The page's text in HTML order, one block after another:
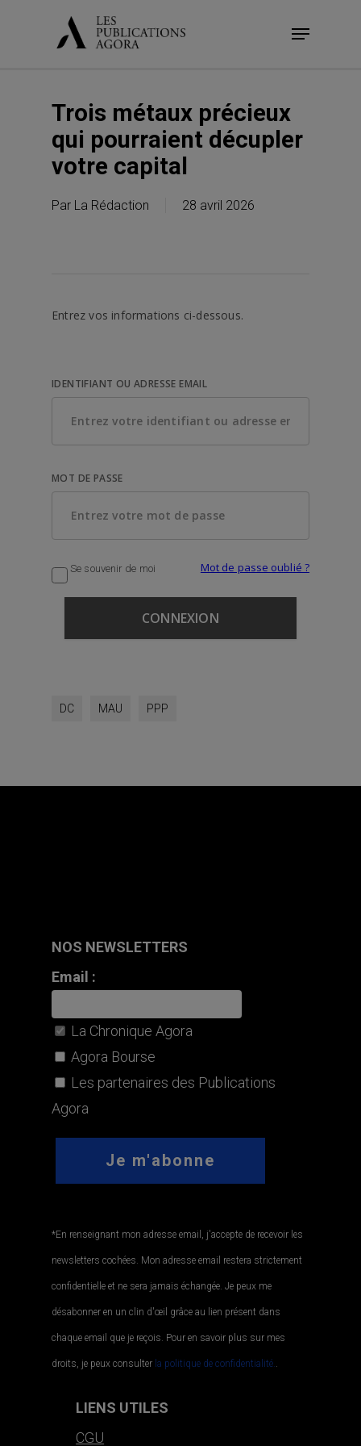
Menu
Trois métaux précieux
qui pourraient décupler
votre capital
Par La Rédaction 28 avril 2026
Entrez vos informations ci-dessous.
IDENTIFIANT OU ADRESSE EMAIL
MOT DE PASSE
Se souvenir de moi Mot de passe oublié ?
DC MAU PPP
NOS NEWSLETTERS
Email :
La Chronique Agora
Agora Bourse
Les partenaires des Publications
Agora
*En renseignant mon adresse email, j'accepte de recevoir les
newsletters cochées. Mon adresse email restera strictement
confidentielle et ne sera jamais échangée. Je peux me
désabonner en un clin d'œil grâce au lien présent dans
chaque email que je reçois. Pour en savoir plus sur mes
droits, je peux consulter la politique de confidentialité..
LIENS UTILES
CGU